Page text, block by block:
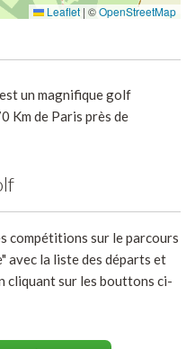
Leaflet | ©OpenStreetMap
un magnifique golf
Km de Paris près de
compétitions sur le parcours
avec la liste des départs et
cliquant sur les bouttons ci-